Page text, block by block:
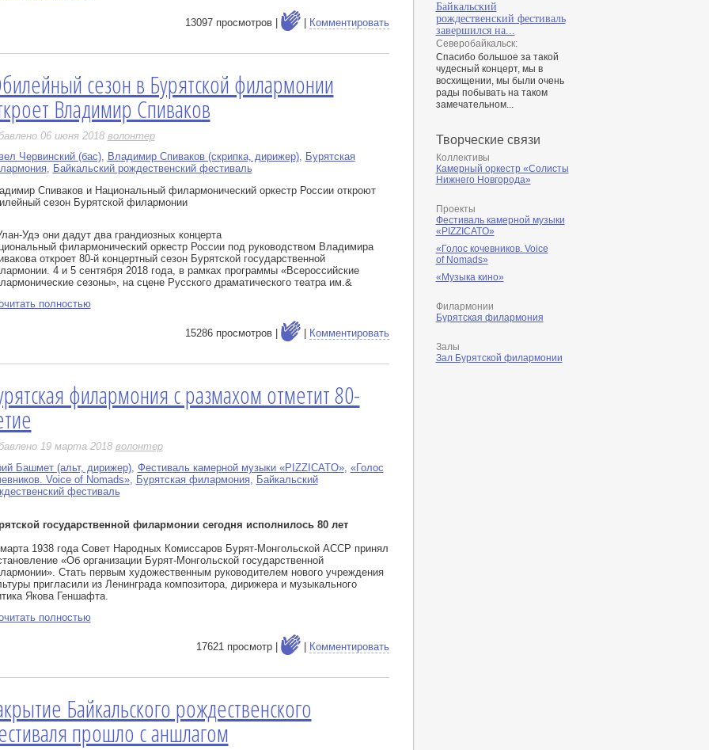
13097 просмотров | | Комментировать
сезон в Бурятской филармонии
Владимир Спиваков
06 июня 2018 волонтер
Червинский (бас), Владимир Спиваков (скрипка, дирижер), Бурятская
, Байкальский рождественский фестиваль
Спиваков и Национальный филармонический оркестр России откроют
сезон Бурятской филармонии
Удэ они дадут два грандиозных концерта
филармонический оркестр России под руководством Владимира
откроет 80-й концертный сезон Бурятской государственной
4 и 5 сентября 2018 года, в рамках программы «Всероссийские
сезоны», на сцене Русского драматического театра им.&
полностью
15286 просмотров | Комментировать
филармония с размахом отметит 80-
19 марта 2018 волонтер
Башмет (альт, дирижер), Фестиваль камерной музыки «PIZZICATO», «Голос
Voice of Nomads», Бурятская филармония,
Байкальский
фестиваль
государственной филармонии сегодня исполнилось 80 лет
1938 года Совет Народных Комиссаров Бурят-Монгольской АССР принял
«Об организации Бурят-Монгольской государственной
Стать первым художественным руководителем нового учреждения
пригласили из Ленинграда композитора, дирижера и музыкального
Якова Геншафта.
полностью
17621 просмотр | Комментировать
Байкальского рождественского
прошло с аншлагом
Байкальский
рождественский фестиваль
завершился на...
Северобайкальск:
Спасибо большое за такой
чудесный концерт, мы в
восхищении, мы были очень
рады побывать на таком
замечательном...
Творческие связи
Коллективы
Камерный оркестр «Солисты
Нижнего Новгорода»
Проекты
Фестиваль камерной музыки
«PIZZICATO»
«Голос кочевников. Voice
of Nomads»
«Музыка кино»
Филармонии
Бурятская филармония
Залы
Зал Бурятской филармонии